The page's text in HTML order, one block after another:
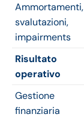
Ammortamenti,
svalutazioni,
impairments
Risultato
operativo
Gestione
finanziaria